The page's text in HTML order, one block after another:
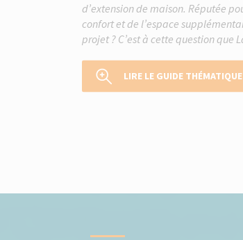
d’extension de maison. Réputée
confort et de l’espace
projet ? C’est à cette question que
LIRE LE GUIDE THÉMATIQUE